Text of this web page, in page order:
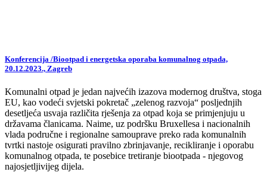
Konferencija /Biootpad i energetska oporaba komunalnog otpada,
20.12.2023., Zagreb
Komunalni otpad je jedan najvećih izazova modernog društva, stoga
EU, kao vodeći svjetski pokretač „zelenog razvoja“ posljednjih
desetljeća usvaja različita rješenja za otpad koja se primjenjuju u
državama članicama. Naime, uz podršku Bruxellesa i nacionalnih
vlada područne i regionalne samouprave preko rada komunalnih
tvrtki nastoje osigurati pravilno zbrinjavanje, recikliranje i oporabu
komunalnog otpada, te posebice tretiranje biootpada - njegovog
najosjetljivijeg dijela.